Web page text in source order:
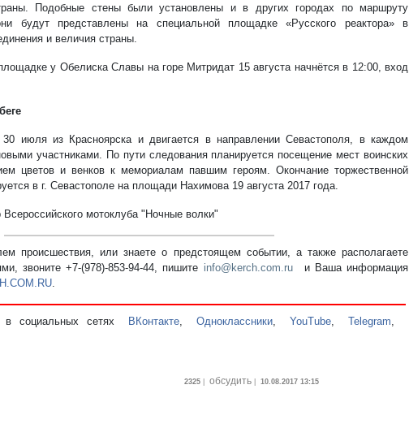
Подобные стены были установлены и в других городах по маршруту
будут представлены на специальной площадке «Русского реактора» в
и величия страны.
у Обелиска Славы на горе Митридат 15 августа начнётся в 12:00, вход
30 июля из Красноярска и двигается в направлении Севастополя, в каждом
участниками. По пути следования планируется посещение мест воинских
цветов и венков к мемориалам павшим героям. Окончание торжественной
в г. Севастополе на площади Нахимова 19 августа 2017 года.
мотоклуба "Ночные волки"
происшествия, или знаете о предстоящем событии, а также располагаете
звоните +7-(978)-853-94-44, пишите info@kerch.com.ru и Ваша информация
.
в социальных сетях ВКонтакте Одноклассники ,YouTube ,Telegram
2325| обсудить| 10.08.2017 13:15